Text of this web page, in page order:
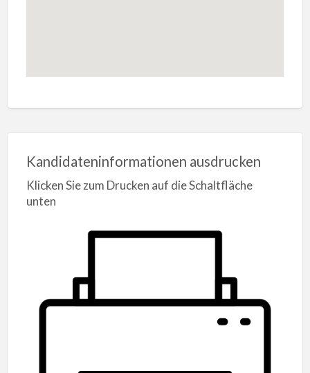
Kandidateninformationen ausdrucken
Klicken Sie zum Drucken auf die Schaltfläche
unten